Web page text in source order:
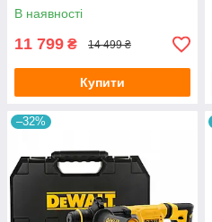
В наявності
11 799 ₴ 14 499 ₴
Купити
–32%